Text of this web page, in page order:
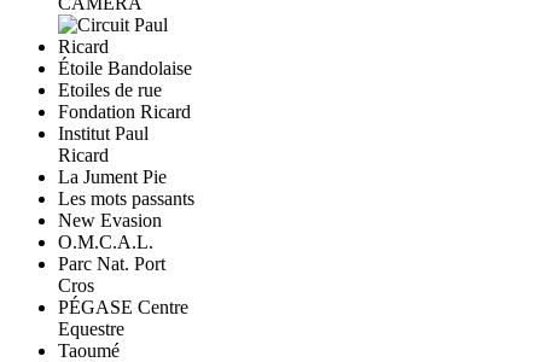
Étoile Bandolaise
Etoiles de rue
Fondation Ricard
Institut Paul
Ricard
La Jument Pie
Les mots passants
New Evasion
O.M.C.A.L.
Parc Nat. Port
Cros
PÉGASE Centre
Equestre
Taoumé